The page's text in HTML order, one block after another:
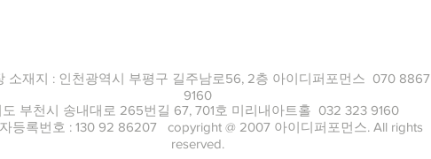
소재지 : 인천광역시 부평구 길주남로56, 2층 아이디퍼포먼스 070 8867
9160
도 부천시 송내대로 265번길 67, 701호 미리내아트홀 032 323 9160
등록번호 : 130 92 86207 copyright @ 2007 아이디퍼포먼스. All rights
reserved.